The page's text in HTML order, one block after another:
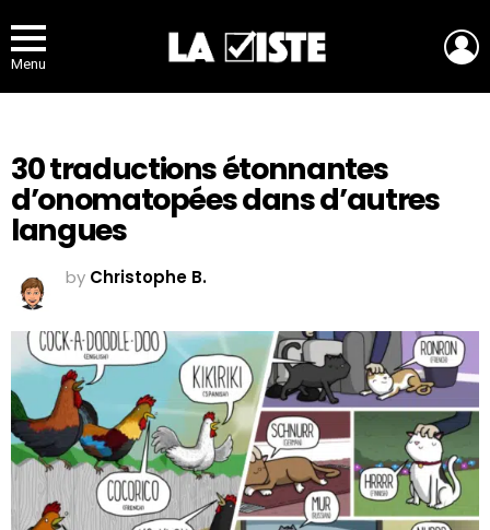
Menu
30 traductions étonnantes
d’onomatopées dans d’autres
langues
by Christophe B.